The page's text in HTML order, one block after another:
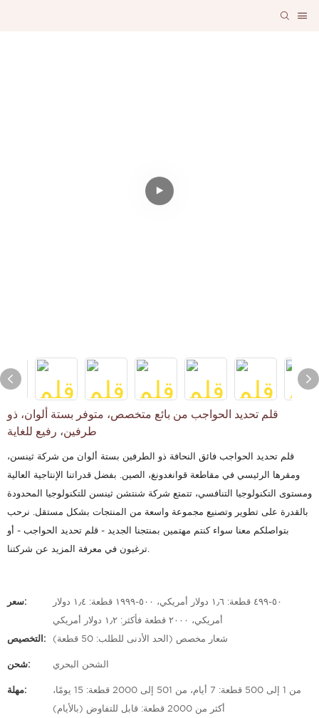
قلم تحديد الحواجب من بائع متخصص، متوفر بستة ألوان، ذو
طرفين، رفيع للغاية
قلم تحديد الحواجب فائق النحافة ذو الطرفين بستة ألوان من شركة ثينسن،
ومقرها الرئيسي في مقاطعة قوانغدونغ، الصين. بفضل قدراتنا الإنتاجية العالية
ومستوى التكنولوجيا التنافسي، تتمتع شركة شنتشن ثينسن للتكنولوجيا المحدودة
بالقدرة على تطوير وتصنيع مجموعة واسعة من المنتجات بشكل مستقل. نرحب
بتواصلكم معنا سواء كنتم مهتمين بمنتجنا الجديد - قلم تحديد الحواجب - أو
سعر: ٥٠-٤٩٩ قطعة: ١٫٦ دولار أمريكي، ٥٠٠-١٩٩٩ قطعة: ١٫٤ دولار
أمريكي، ٢٠٠٠ قطعة فأكثر: ١٫٢ دولار أمريكي
التخصيص: شعار مخصص (الحد الأدنى للطلب: 50 قطعة)
شحن: الشحن البحري
مهلة: من 1 إلى 500 قطعة: 7 أيام، من 501 إلى 2000 قطعة: 15 يومًا،
أكثر من 2000 قطعة: قابل للتفاوض (بالأيام)